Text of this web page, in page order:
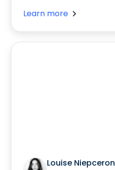
Learn more
Louise Niepceron